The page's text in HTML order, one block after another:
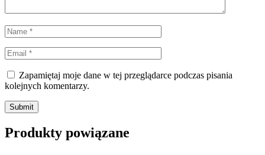
Zapamiętaj moje dane w tej przeglądarce podczas pisania
kolejnych komentarzy.
Produkty powiązane